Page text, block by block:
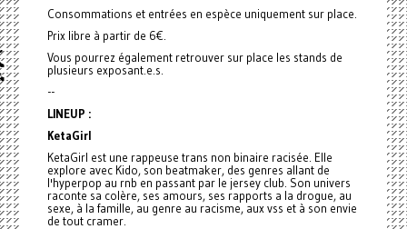
Consommations et entrées en espèce uniquement sur place.
Prix libre à partir de 6€.
Vous pourrez également retrouver sur place les stands de
plusieurs exposant.e.s.
--
LINEUP :
KetaGirl
KetaGirl est une rappeuse trans non binaire racisée. Elle
explore avec Kido, son beatmaker, des genres allant de
l'hyperpop au rnb en passant par le jersey club. Son univers
raconte sa colère, ses amours, ses rapports a la drogue, au
sexe, à la famille, au genre au racisme, aux vss et à son envie
de tout cramer.